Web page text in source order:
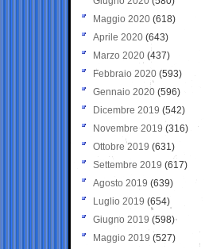
Maggio 2020 (618)
Aprile 2020 (643)
Marzo 2020 (437)
Febbraio 2020 (593)
Gennaio 2020 (596)
Dicembre 2019 (542)
Novembre 2019 (316)
Ottobre 2019 (631)
Settembre 2019 (617)
Agosto 2019 (639)
Luglio 2019 (654)
Giugno 2019 (598)
Maggio 2019 (527)